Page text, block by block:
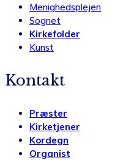
Menighedsplejen
Sognet
Kirkefolder
Kunst
Kontakt
Præster
Kirketjener
Kordegn
Organist